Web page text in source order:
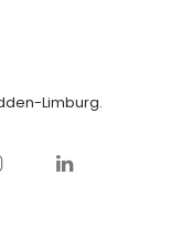
Limburg.